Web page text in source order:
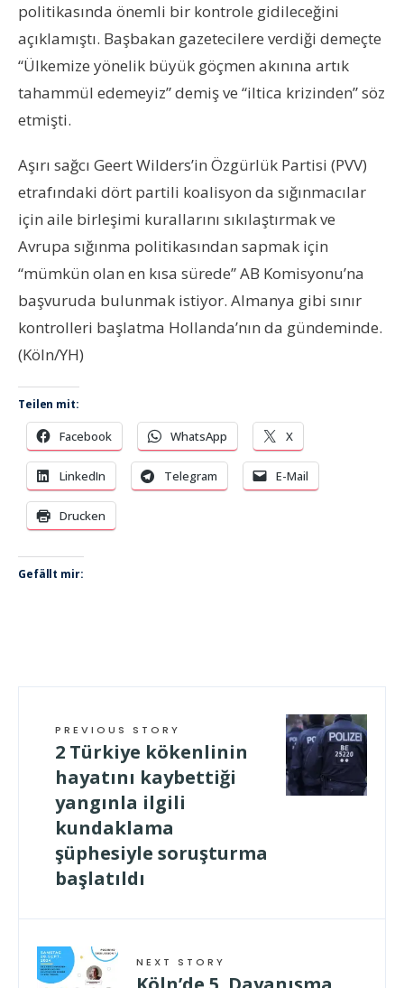
politikasında önemli bir kontrole gidileceğini
açıklamıştı. Başbakan gazetecilere verdiği demeçte
“Ülkemize yönelik büyük göçmen akınına artık
tahammül edemeyiz” demiş ve “iltica krizinden” söz
etmişti.
Aşırı sağcı Geert Wilders’in Özgürlük Partisi (PVV)
etrafındaki dört partili koalisyon da sığınmacılar
için aile birleşimi kurallarını sıkılaştırmak ve
Avrupa sığınma politikasından sapmak için
“mümkün olan en kısa sürede” AB Komisyonu’na
başvuruda bulunmak istiyor. Almanya gibi sınır
kontrolleri başlatma Hollanda’nın da gündeminde.
(Köln/YH)
Teilen mit:
Facebook WhatsApp X
LinkedIn Telegram E-Mail
Drucken
Gefällt mir:
PREVIOUS STORY
2 Türkiye kökenlinin
hayatını kaybettiği
yangınla ilgili
kundaklama
şüphesiyle soruşturma
başlatıldı
NEXT STORY